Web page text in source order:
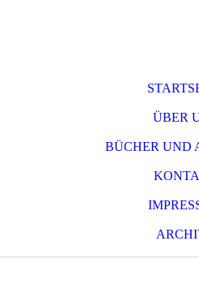
ÜBER
BÜCHER UND